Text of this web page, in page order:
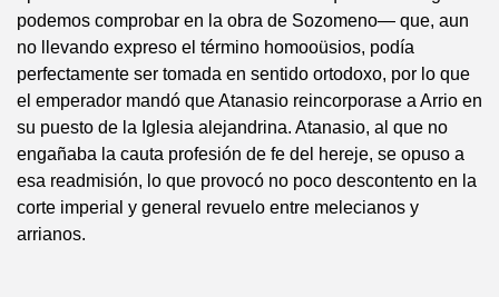
podemos comprobar en la obra de Sozomeno— que, aun
no llevando expreso el término homooüsios, podía
perfectamente ser tomada en sentido ortodoxo, por lo que
el emperador mandó que Atanasio reincorporase a Arrio en
su puesto de la Iglesia alejandrina. Atanasio, al que no
engañaba la cauta profesión de fe del hereje, se opuso a
esa readmisión, lo que provocó no poco descontento en la
corte imperial y general revuelo entre melecianos y
arrianos.